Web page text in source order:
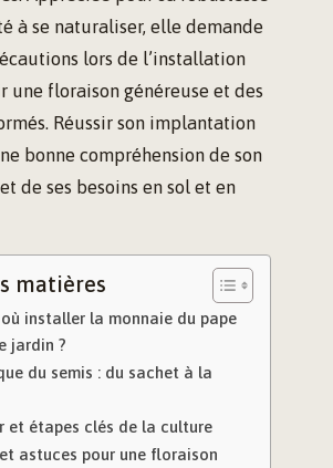
à se naturaliser, elle demande
lors de l’installation
une floraison généreuse et des
Réussir son implantation
bonne compréhension de son
de ses besoins en sol et en
matières
installer la monnaie du pape
jardin ?
du semis : du sachet à la
et étapes clés de la culture
astuces pour une floraison